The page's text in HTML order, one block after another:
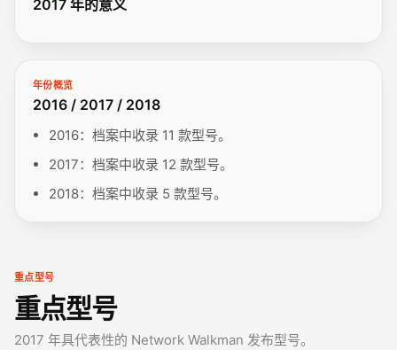
2017 年的意义
年份概览
2016 / 2017 / 2018
2016：档案中收录 11 款型号。
2017：档案中收录 12 款型号。
2018：档案中收录 5 款型号。
重点型号
重点型号
2017 年具代表性的 Network Walkman 发布型号。